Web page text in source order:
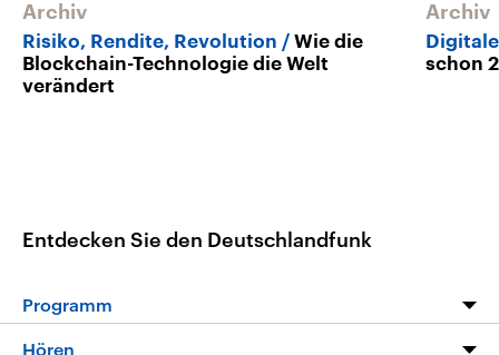
Archiv
Risiko, Rendite, Revolution
Wie die
Blockchain-Technologie die Welt
verändert
Archiv
schon
Entdecken Sie den Deutschlandfunk
Programm
Hören